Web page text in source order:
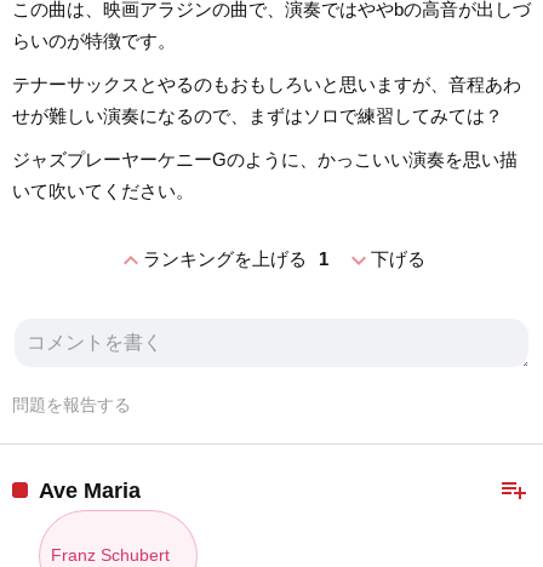
この曲は、映画アラジンの曲で、演奏ではややbの高音が出しづ
らいのが特徴です。
テナーサックスとやるのもおもしろいと思いますが、音程あわ
せが難しい演奏になるので、まずはソロで練習してみては？
ジャズプレーヤーケニーGのように、かっこいい演奏を思い描
いて吹いてください。
expand_lessランキングを上げる 1 expand_more下げる
問題を報告する
playlist_add
Ave Maria
Franz Schubert